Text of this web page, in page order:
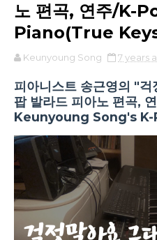
노 편곡, 연주/K-
Piano(True
Keunyoung Song 7 years
피아니스트 송근영의 "걱
팝 발라드 피아노 편곡,
Keunyoung Song's